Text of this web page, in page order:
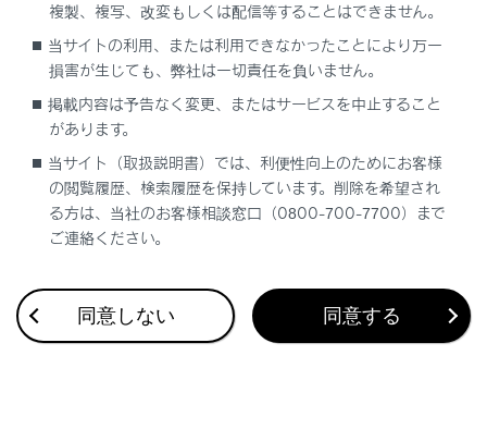
合わせて見られているページ
ユーザーカスタマイズ機能一覧（Lexus Teammate
Advanced Drive非装着車）
ユーザーカスタマイズ機能一覧（Lexus Teammate
Advanced Drive装着車）
このページは役に立ちましたか？
複製、複写、改変もしくは配信等することはできません。
当サイトの利用、または利用できなかったことにより万一
損害が生じても、弊社は一切責任を負いません。
掲載内容は予告なく変更、またはサービスを中止すること
があります。
当サイト（取扱説明書）では、利便性向上のためにお客様
の閲覧履歴、検索履歴を保持しています。削除を希望され
る方は、当社のお客様相談窓口（0800-700-7700）まで
ご連絡ください。
同意しない 同意する